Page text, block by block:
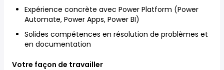
Expérience concrète avec Power Platform (Power
Automate, Power Apps, Power BI)
Solides compétences en résolution de problèmes et
en documentation
Votre façon de travailler